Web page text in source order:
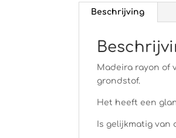
Beschrijving
Madeira rayon of
grondstof.
Het heeft een
Is gelijkmatig